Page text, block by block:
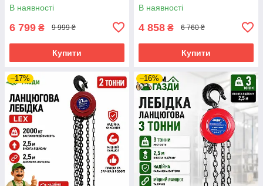
В наявності
6 799 ₴ 9 999 ₴
Купити
В наявності
4 858 ₴ 6 760 ₴
Купити
–17% –16%